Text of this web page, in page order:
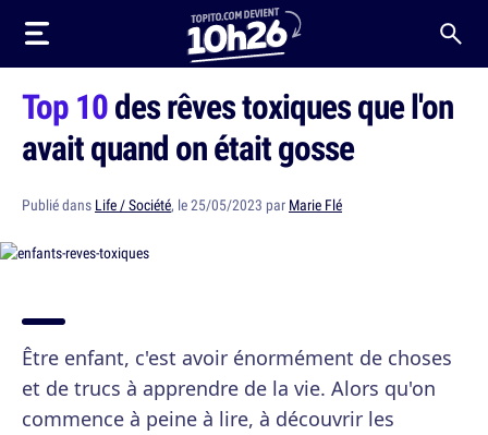
Top 10des rêves toxiques que l'on
avait quand on était gosse
Publié dans Life / Société, le 25/05/2023 par Marie Flé
Être enfant, c'est avoir énormément de choses
et de trucs à apprendre de la vie. Alors qu'on
commence à peine à lire, à découvrir les